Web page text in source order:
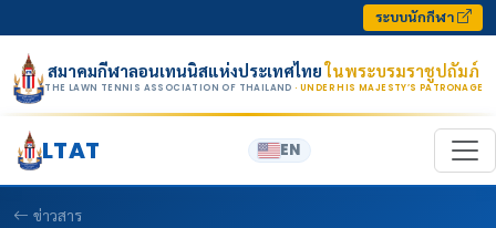
ระบบนักกีฬา
สมาคมกีฬาลอนเทนนิสแห่งประเทศไทยในพระบรมราชูปถัมภ์
THE LAWN TENNIS ASSOCIATION OF THAILAND · UNDER HIS MAJESTY’S PATRONAGE
LTAT EN
ข่าวสาร